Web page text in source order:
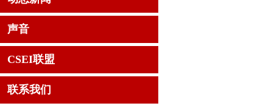
声音
CSEI联盟
联系我们